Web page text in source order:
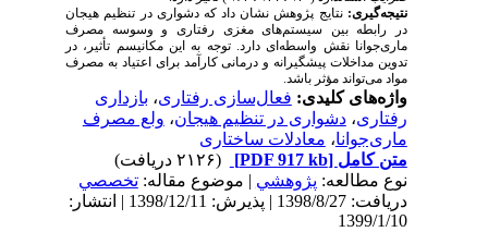
نتیجه‌­گیری:نتایج پژوهش نشان داد که دشواری در تنظیم هیجان
در رابطه بین سیستم‌های مغزی رفتاری و وسوسه مصرف
ماری‌جوانا نقش واسطه‌ای دارد. توجه به این مکانیسم تأثیر، در
تدوین مداخلات پیشگیرانه و درمانی کارآمد برای اعتیاد به مصرف
مواد می­‌تواند مؤثر باشد.
واژه‌های کلیدی:فعال‌­سازی رفتاری،بازداری
رفتاری،دشواری در تنظیم هیجان،ولع مصرف
ماری‌جوانا ،معادلات ساختاری
متن کامل[PDF 917 kb]
نوع مطالعه:پژوهشي| موضوع مقاله:تخصصي
دریافت: 1398/8/27 | پذیرش: 1398/12/11 | انتشار:
1399/1/10